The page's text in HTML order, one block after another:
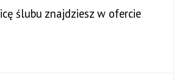
ślubu znajdziesz w ofercie